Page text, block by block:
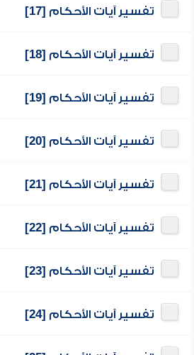
تفسير آيات الأحكام [17]
تفسير آيات الأحكام [18]
تفسير آيات الأحكام [19]
تفسير آيات الأحكام [20]
تفسير آيات الأحكام [21]
تفسير آيات الأحكام [22]
تفسير آيات الأحكام [23]
تفسير آيات الأحكام [24]